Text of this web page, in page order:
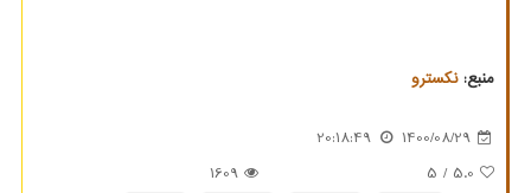
منبع:نكسترو
1400/08/29
20:18:49
5.0
/ 5
1609